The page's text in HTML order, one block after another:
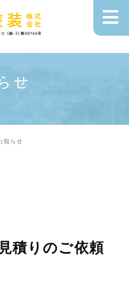
せ
知らせ
積りのご依頼